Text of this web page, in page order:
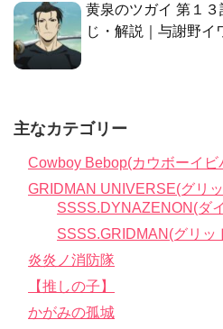
黄泉のツガイ 第１
じ・解説｜与謝野イ
主なカテゴリー
Cowboy Bebop(カウボーイビ
GRIDMAN UNIVERSE(グリ
SSSS.DYNAZENON(ダ
SSSS.GRIDMAN(グリッ
炎炎ノ消防隊
【推しの子】
かがみの孤城